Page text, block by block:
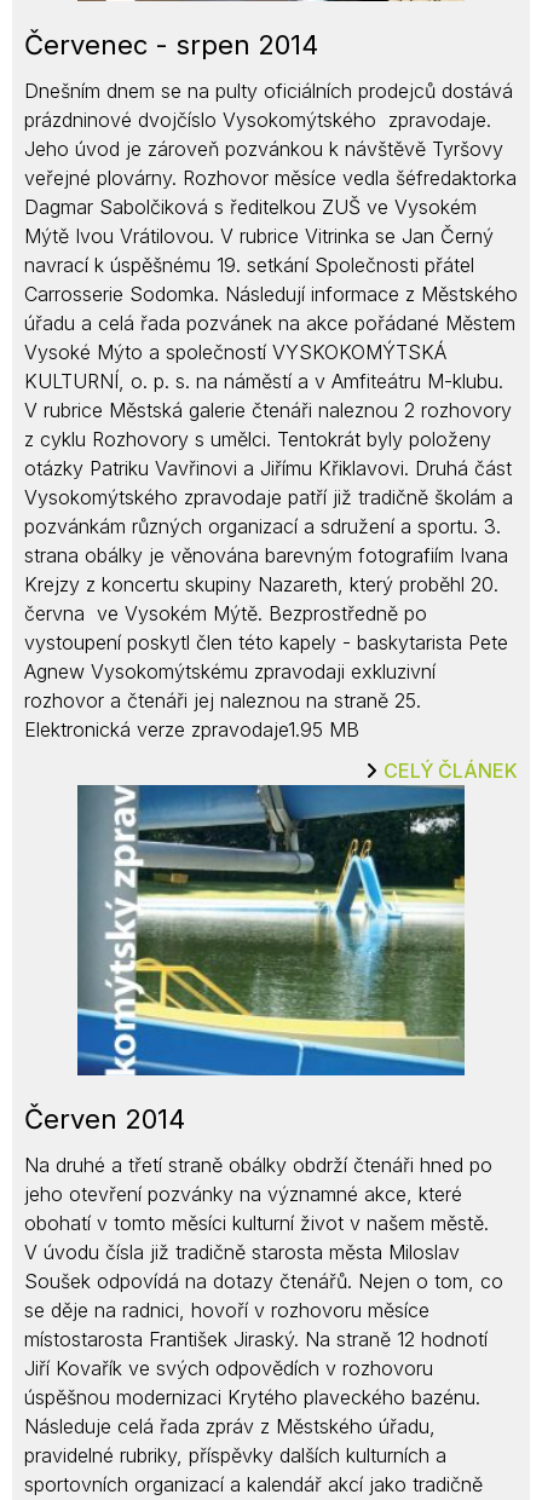
Červenec - srpen 2014
Dnešním dnem se na pulty oficiálních prodejců dostává
prázdninové dvojčíslo Vysokomýtského zpravodaje.
Jeho úvod je zároveň pozvánkou k návštěvě Tyršovy
veřejné plovárny. Rozhovor měsíce vedla šéfredaktorka
Dagmar Sabolčiková s ředitelkou ZUŠ ve Vysokém
Mýtě Ivou Vrátilovou. V rubrice Vitrinka se Jan Černý
navrací k úspěšnému 19. setkání Společnosti přátel
Carrosserie Sodomka. Následují informace z Městského
úřadu a celá řada pozvánek na akce pořádané Městem
Vysoké Mýto a společností VYSKOKOMÝTSKÁ
KULTURNÍ, o. p. s. na náměstí a v Amfiteátru M-klubu.
V rubrice Městská galerie čtenáři naleznou 2 rozhovory
z cyklu Rozhovory s umělci. Tentokrát byly položeny
otázky Patriku Vavřinovi a Jiřímu Křiklavovi. Druhá část
Vysokomýtského zpravodaje patří již tradičně školám a
pozvánkám různých organizací a sdružení a sportu. 3.
strana obálky je věnována barevným fotografiím Ivana
Krejzy z koncertu skupiny Nazareth, který proběhl 20.
června ve Vysokém Mýtě. Bezprostředně po
vystoupení poskytl člen této kapely - baskytarista Pete
Agnew Vysokomýtskému zpravodaji exkluzivní
rozhovor a čtenáři jej naleznou na straně 25.
Elektronická verze zpravodaje1.95 MB
CELÝ ČLÁNEK
Červen 2014
Na druhé a třetí straně obálky obdrží čtenáři hned po
jeho otevření pozvánky na významné akce, které
obohatí v tomto měsíci kulturní život v našem městě.
V úvodu čísla již tradičně starosta města Miloslav
Soušek odpovídá na dotazy čtenářů. Nejen o tom, co
se děje na radnici, hovoří v rozhovoru měsíce
místostarosta František Jiraský. Na straně 12 hodnotí
Jiří Kovařík ve svých odpovědích v rozhovoru
úspěšnou modernizaci Krytého plaveckého bazénu.
Následuje celá řada zpráv z Městského úřadu,
pravidelné rubriky, příspěvky dalších kulturních a
sportovních organizací a kalendář akcí jako tradičně